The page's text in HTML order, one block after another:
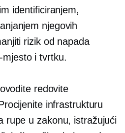
identificiranjem,
njegovih
rizik od napada
mjesto i tvrtku.
redovite
infrastrukturu
rupe u zakonu, istražujući